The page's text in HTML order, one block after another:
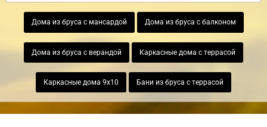
Дома из бруса с мансардой Дома из бруса с балконом
Дома из бруса с верандой Каркасные дома с террасой
Каркасные дома 9х10 Бани из бруса с террасой